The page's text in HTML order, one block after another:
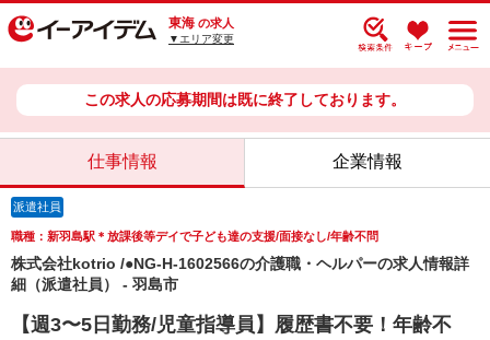
東海 の求人
▼エリア変更
この求人の応募期間は既に終了しております。
仕事情報 企業情報
派遣社員
職種：新羽島駅＊放課後等デイで子ども達の支援/面接なし/年齢不問
株式会社kotrio /●NG-H-1602566の介護職・ヘルパーの求人情報詳
細（派遣社員） - 羽島市
【週3〜5日勤務/児童指導員】履歴書不要！年齢不